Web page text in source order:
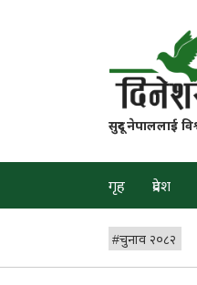
सुदूर नेपाललाई
गृह प्रदेश
#चुनाव २०८२